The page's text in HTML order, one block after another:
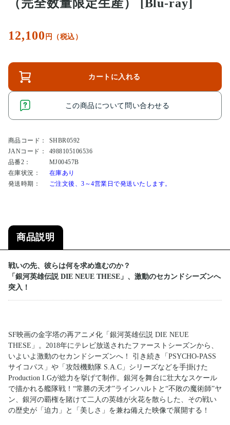
（完全数量限定生産） [Blu-ray]
12,100 円（税込）
カートに入れる
この商品について問い合わせる
商品コード：
SHBR0592
JANコード：
4988105106536
品番2：
MJ00457B
在庫状況：
在庫あり
発送時期：
ご注文後、3～4営業日で発送いたします。
商品説明
戦いの先、彼らは何を求め進むのか？
「銀河英雄伝説 DIE NEUE THESE」、激動のセカンドシーズンへ
突入！
SF映画の金字塔の再アニメ化「銀河英雄伝説 DIE NEUE
THESE」。2018年にテレビ放送されたファーストシーズンから、
いよいよ激動のセカンドシーズンへ！ 引き続き「PSYCHO-PASS
サイコパス」や「攻殻機動隊 S.A.C」シリーズなどを手掛けた
Production I.Gが総力を挙げて制作。銀河を舞台に壮大なスケール
で描かれる艦隊戦！“常勝の天才”ラインハルトと“不敗の魔術師”ヤ
ン、銀河の覇権を賭けて二人の英雄が火花を散らした、その戦い
の歴史が「迫力」と「美しさ」を兼ね備えた映像で展開する！